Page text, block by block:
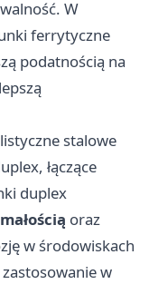
W
ferrytyczne
podatnością na
stalowe
łączące
duplex
oraz
w środowiskach
w